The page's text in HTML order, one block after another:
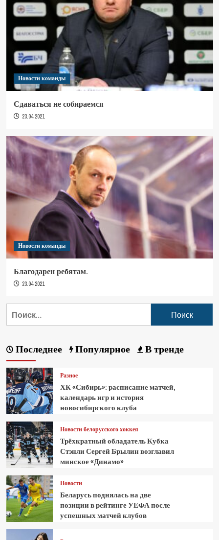
Новости команды
Сдаваться не собираемся
23.04.2021
Новости команды
Благодарен ребятам.
23.04.2021
Последнее Популярное В тренде
Разное
ХК «Сибирь»: расписание матчей,
календарь игр и история
новосибирского клуба
Новости белорусского хоккея
Трёхкратный обладатель Кубка
Стэнли Сергей Брылин возглавил
минское «Динамо»
Новости
Беларусь поднялась на две
позиции в рейтинге УЕФА после
успешных матчей клубов